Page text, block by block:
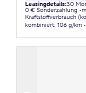
Leasingdetails:30
0 € Sonderzahlung
Kraftstoffverbrauch
kombiniert: 106 g/km